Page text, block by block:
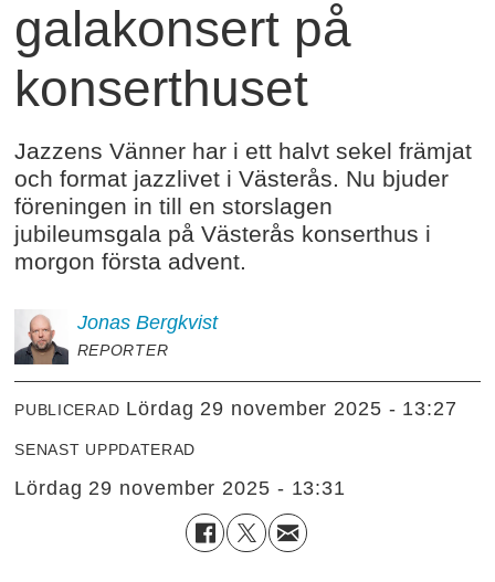
galakonsert på
konserthuset
Jazzens Vänner har i ett halvt sekel främjat
och format jazzlivet i Västerås. Nu bjuder
föreningen in till en storslagen
jubileumsgala på Västerås konserthus i
morgon första advent.
Jonas Bergkvist
REPORTER
PUBLICERAD lördag 29 november 2025 - 13:27
SENAST UPPDATERAD
lördag 29 november 2025 - 13:31